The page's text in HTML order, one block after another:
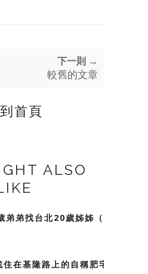
下一則 →
較舊的文章
首頁
ALSO
弟找台北20歲姊姊（我
在基隆路上的自稱肥宅